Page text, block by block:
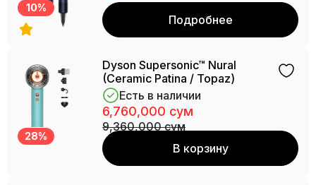
10%
Подробнее
28%
Dyson Supersonic™ Nural
(Ceramic Patina / Topaz)
Есть в наличии
6,760,000 сум
9,360,000 сум
В корзину